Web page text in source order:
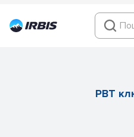
РВТ